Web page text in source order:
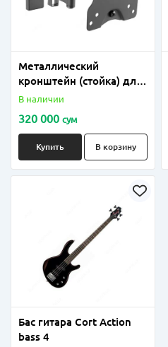
Металлический
кронштейн (стойка) для
колонки, ножка до 100
В наличии
320 000 сум
Купить В корзину
Бас гитара Cort Action
bass 4